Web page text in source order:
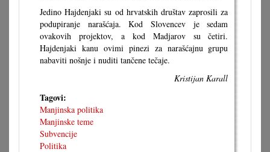
Jedino Hajdenjaki su od hrvatskih društav zaprosili za
podupiranje narašćaja. Kod Slovencev je sedam
ovakovih projektov, a kod Madjarov su četiri.
Hajdenjaki kanu ovimi pinezi za narašćajnu grupu
nabaviti nošnje i nuditi tančene tečaje.
Kristijan Karall
Tagovi:
Manjinska politika
Manjinske teme
Subvencije
Politika